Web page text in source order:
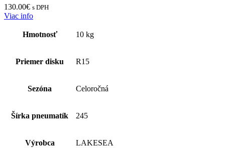
130.00€ s DPH
Viac info
Hmotnosť 10 kg
Priemer disku R15
Sezóna Celoročná
Šírka pneumatík 245
Výrobca LAKESEA